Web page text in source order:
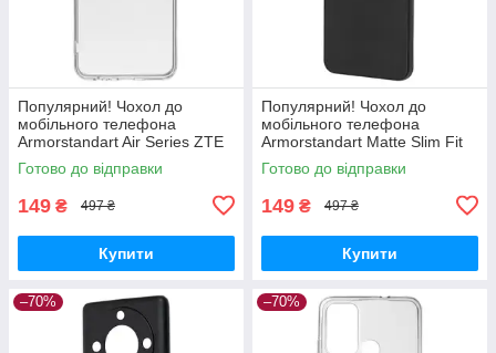
Популярний! Чохол до
мобільного телефона
Armorstandart Air Series ZTE
Blade V30 Transparent
(ARM59796) - Краща якість
Готово до відправки
149 ₴ 497 ₴
Купити
Популярний! Чохол до
мобільного телефона
Armorstandart Matte Slim Fit
Honor X8a Camera cover
Black (ARM69397) - Краща
Готово до відправки
149 ₴ 497 ₴
Купити
–70% –70%